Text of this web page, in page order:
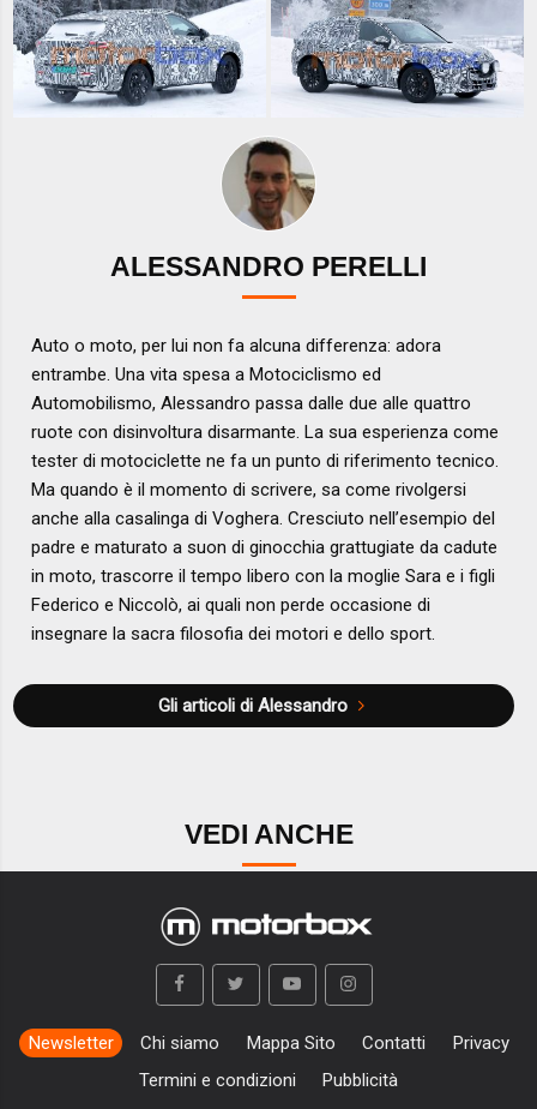
ALESSANDRO PERELLI
Auto o moto, per lui non fa alcuna differenza: adora
entrambe. Una vita spesa a Motociclismo ed
Automobilismo, Alessandro passa dalle due alle quattro
ruote con disinvoltura disarmante. La sua esperienza come
tester di motociclette ne fa un punto di riferimento tecnico.
Ma quando è il momento di scrivere, sa come rivolgersi
anche alla casalinga di Voghera. Cresciuto nell’esempio del
padre e maturato a suon di ginocchia grattugiate da cadute
in moto, trascorre il tempo libero con la moglie Sara e i figli
Federico e Niccolò, ai quali non perde occasione di
insegnare la sacra filosofia dei motori e dello sport.
Gli articoli di Alessandro
VEDI ANCHE
Newsletter Chi siamo Mappa Sito Contatti
Privacy
Termini e condizioni
Pubblicità